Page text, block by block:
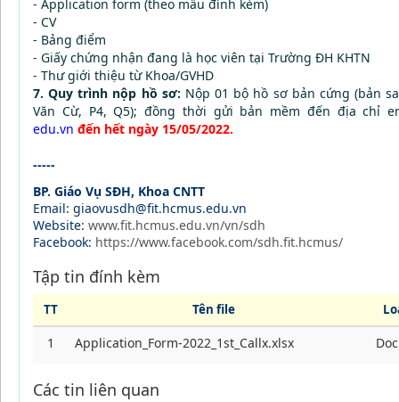
- Application form (theo mẫu đính kèm)
- CV
- Bảng điểm
- Giấy chứng nhận đang là học viên tại Trường ĐH KHTN
- Thư giới thiệu từ Khoa/GVHD
7. Quy trình nộp hồ sơ: Nộp 01 bộ hồ sơ bản cứng (bản
Văn Cừ, P4, Q5); đồng thời gửi bản mềm đến địa chỉ
edu.vn đến hết ngày 15/05/2022.
-----
BP. Giáo Vụ SĐH, Khoa CNTT
Email: giaovusdh@fit.hcmus.edu.vn
Website: www.fit.hcmus.edu.vn/vn/sdh
Facebook: https://www.facebook.com/sdh.fit.hcmus/
Tập tin đính kèm
TT Tên file
1 Application_Form-2022_1st_Callx.xlsx
Các tin liên quan